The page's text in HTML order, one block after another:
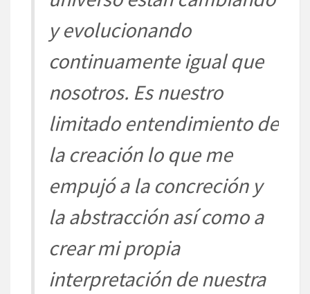
y evolucionando
continuamente igual que
nosotros. Esnuestro
limitado entendimiento de
la creación lo que me
empujó a la concreción y
la abstracción así como a
crearmi propia
interpretación denuestra